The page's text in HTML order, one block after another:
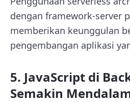
dengan framework-server
memberikan keunggulan
pengembangan aplikasi
5. JavaScript di
Semakin